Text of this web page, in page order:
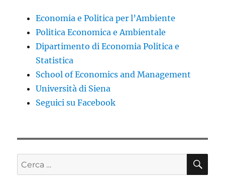
Economia e Politica per l’Ambiente
Politica Economica e Ambientale
Dipartimento di Economia Politica e
Statistica
School of Economics and Management
Università di Siena
Seguici su Facebook
Cerca: